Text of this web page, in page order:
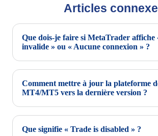
Articles
Que dois-je faire si MetaTrader affiche
invalide » ou « Aucune connexion » ?
Comment mettre à jour la plateforme
MT4/MT5 vers la dernière version ?
Que signifie « Trade is disabled » ?